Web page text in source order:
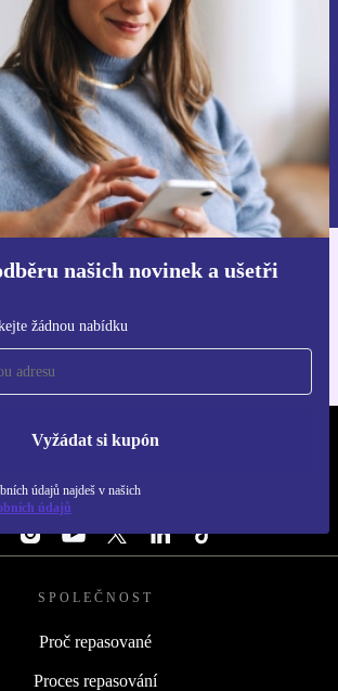
našich novinek a ušetři
žádnou nabídku
Vyžádat si kupón
údajů najdeš v našich
údajů
Už nikdy nepromeškej žádnou nabídku.
Chci voucher
osobních údajů najdeš v našich
osobních údajů.
Stáhni si aplikaci refurbed
ČESKO - RETHINK NEW.
SLEDUJ NÁS
SPOLEČNOST
Proč repasované
Proces repasování